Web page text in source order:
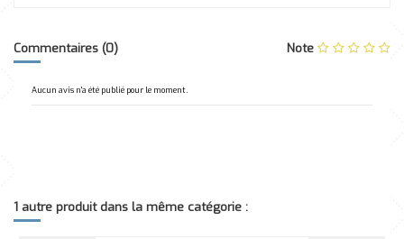
Note
Commentaires (0)
Aucun avis n'a été publié pour le moment.
1 autre produit dans la même catégorie :